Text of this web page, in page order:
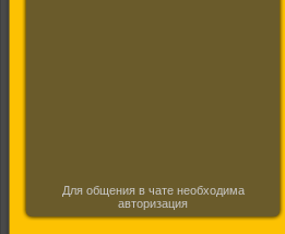
Для общения в чате необходима
авторизация